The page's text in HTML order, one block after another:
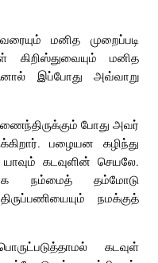
மனித முறைப்படி
கிறிஸ்துவையும் மனித
இப்போது அவ்வாறு
போது அவர்
பழையன கழிந்து
கடவுளின் செயலே.
நம்மைத் தம்மோடு
நமக்குத்
கடவுள்